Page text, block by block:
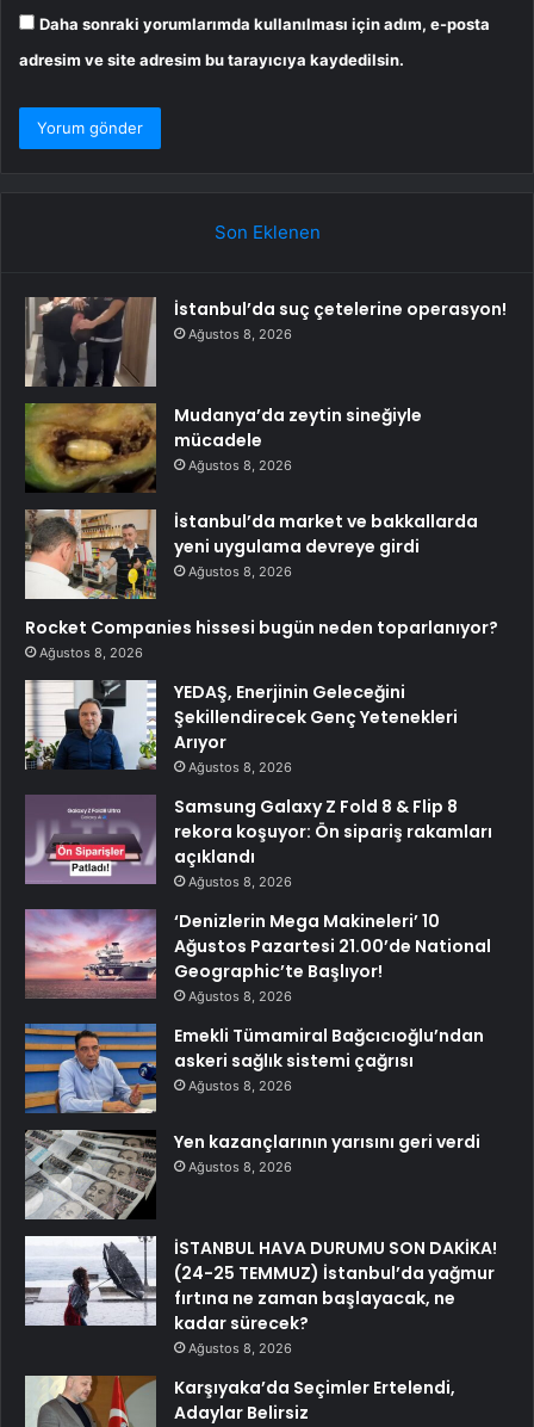
Daha sonraki yorumlarımda kullanılması için adım, e-posta
adresim ve site adresim bu tarayıcıya kaydedilsin.
Son Eklenen
İstanbul’da suç çetelerine operasyon!
Ağustos 8, 2026
Mudanya’da zeytin sineğiyle
mücadele
Ağustos 8, 2026
İstanbul’da market ve bakkallarda
yeni uygulama devreye girdi
Ağustos 8, 2026
Rocket Companies hissesi bugün neden toparlanıyor?
Ağustos 8, 2026
YEDAŞ, Enerjinin Geleceğini
Şekillendirecek Genç Yetenekleri
Arıyor
Ağustos 8, 2026
Samsung Galaxy Z Fold 8 & Flip 8
rekora koşuyor: Ön sipariş rakamları
açıklandı
Ağustos 8, 2026
‘Denizlerin Mega Makineleri’ 10
Ağustos Pazartesi 21.00’de National
Geographic’te Başlıyor!
Ağustos 8, 2026
Emekli Tümamiral Bağcıcıoğlu’ndan
askeri sağlık sistemi çağrısı
Ağustos 8, 2026
Yen kazançlarının yarısını geri verdi
Ağustos 8, 2026
İSTANBUL HAVA DURUMU SON DAKİKA!
(24-25 TEMMUZ) İstanbul’da yağmur
fırtına ne zaman başlayacak, ne
kadar sürecek?
Ağustos 8, 2026
Karşıyaka’da Seçimler Ertelendi,
Adaylar Belirsiz